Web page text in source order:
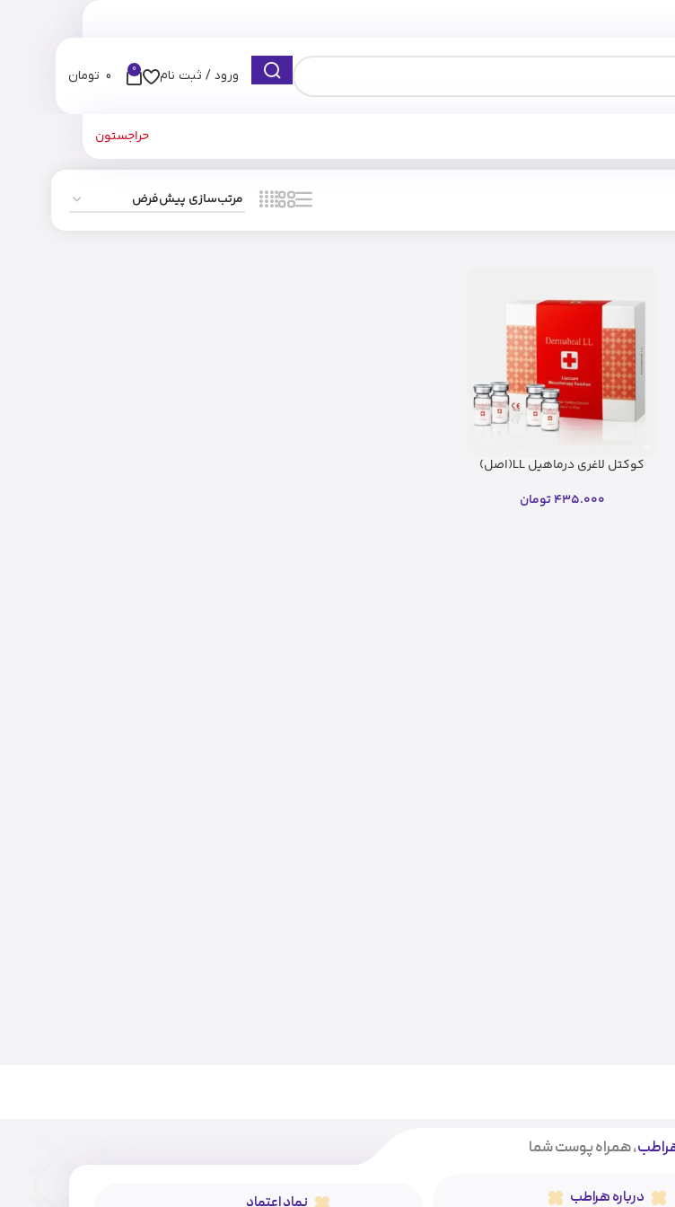
ورود / ثبت نام 0
0 تومان
حراجستون
کوکتل لاغری درماهیل LL(اصل)
435.000 تومان
، همراه پوست شما
درباره هراطب